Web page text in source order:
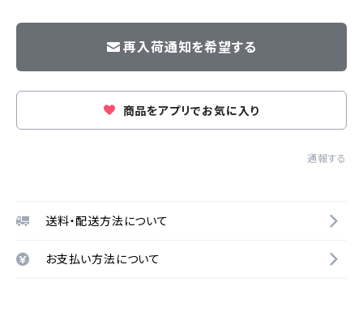
再入荷通知を希望する
商品をアプリでお気に入り
通報する
送料・配送方法について
お支払い方法について